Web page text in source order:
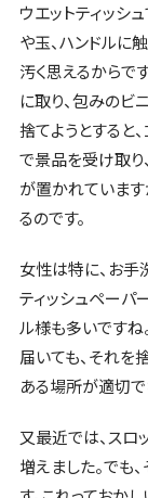
ウエットティッシ
や玉、ハンドルに
汚く思えるからで
に取り、包みのビ
捨てようとすると
で景品を受け取り
が置かれています
るのです。
女性は特に、お手
ティッシュペーパ
ル様も多いですね
届いても、それを
ある場所が適切
又最近では、スロ
増えました。でも